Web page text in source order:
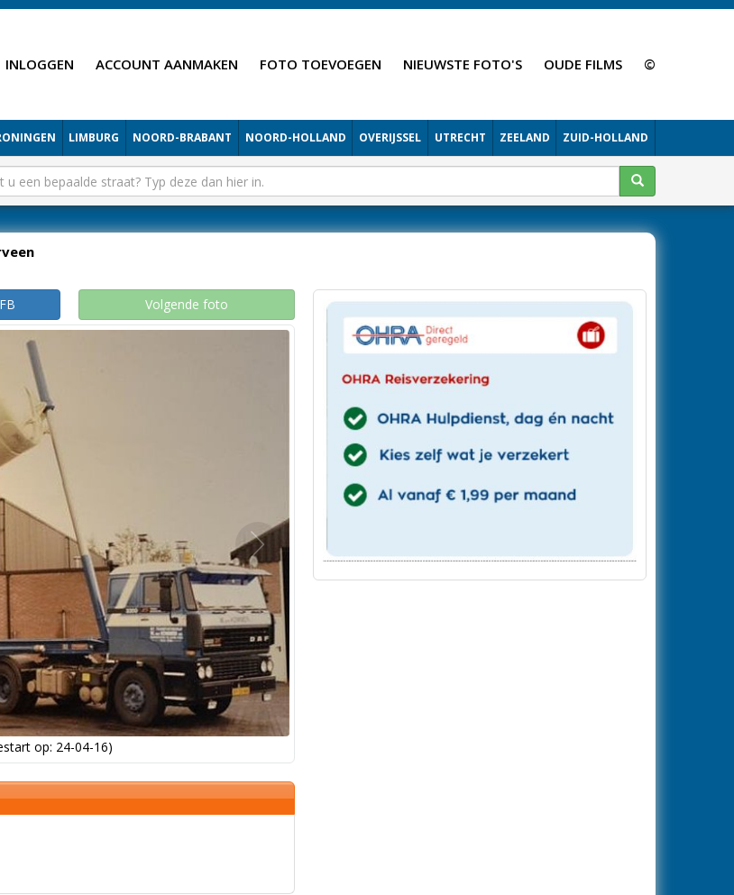
INLOGGEN ACCOUNT AANMAKEN FOTO TOEVOEGEN NIEUWSTE FOTO'S OUDE FILMS ©
LIMBURG NOORD-BRABANT NOORD-HOLLAND OVERIJSSEL UTRECHT ZEELAND ZUID-HOLLAND
Volgende foto
Volgende
foto
op: 24-04-16)